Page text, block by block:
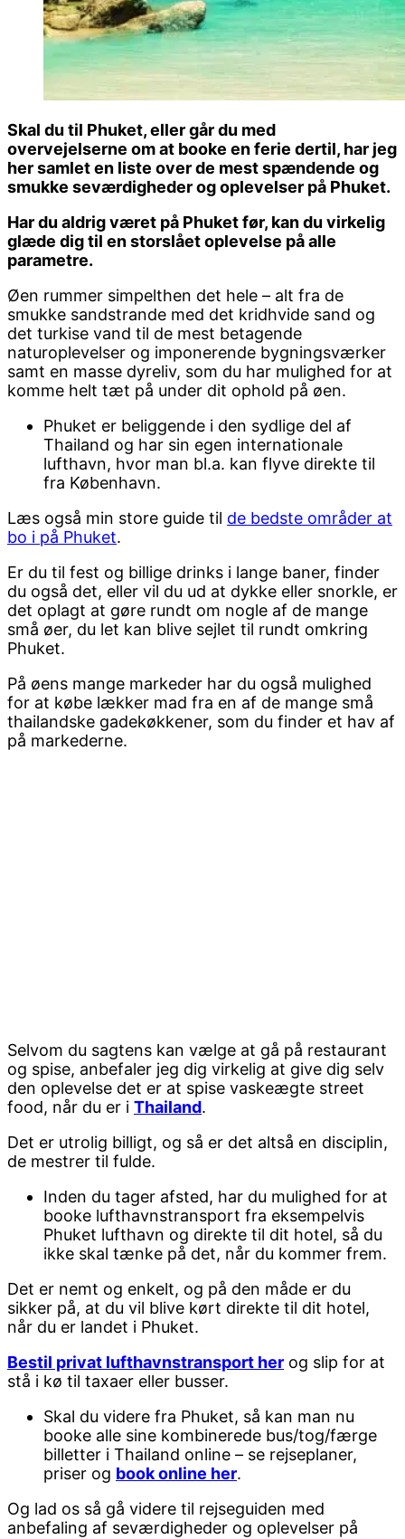
Skal du til Phuket, eller går du med
overvejelserne om at booke en ferie dertil, har jeg
her samlet en liste over de mest spændende og
smukke seværdigheder og oplevelser på Phuket.
Har du aldrig været på Phuket før, kan du virkelig
glæde dig til en storslået oplevelse på alle
parametre.
Øen rummer simpelthen det hele – alt fra de
smukke sandstrande med det kridhvide sand og
det turkise vand til de mest betagende
naturoplevelser og imponerende bygningsværker
samt en masse dyreliv, som du har mulighed for at
komme helt tæt på under dit ophold på øen.
Phuket er beliggende i den sydlige del af
Thailand og har sin egen internationale
lufthavn, hvor man bl.a. kan flyve direkte til
fra København.
Læs også min store guide til de bedste områder at
bo i på Phuket.
Er du til fest og billige drinks i lange baner, finder
du også det, eller vil du ud at dykke eller snorkle, er
det oplagt at gøre rundt om nogle af de mange
små øer, du let kan blive sejlet til rundt omkring
Phuket.
På øens mange markeder har du også mulighed
for at købe lækker mad fra en af de mange små
thailandske gadekøkkener, som du finder et hav af
på markederne.
Selvom du sagtens kan vælge at gå på restaurant
og spise, anbefaler jeg dig virkelig at give dig selv
den oplevelse det er at spise vaskeægte street
food, når du er i Thailand.
Det er utrolig billigt, og så er det altså en disciplin,
de mestrer til fulde.
Inden du tager afsted, har du mulighed for at
booke lufthavnstransport fra eksempelvis
Phuket lufthavn og direkte til dit hotel, så du
ikke skal tænke på det, når du kommer frem.
Det er nemt og enkelt, og på den måde er du
sikker på, at du vil blive kørt direkte til dit hotel,
når du er landet i Phuket.
Bestil privat lufthavnstransport her og slip for at
stå i kø til taxaer eller busser.
Skal du videre fra Phuket, så kan man nu
booke alle sine kombinerede bus/tog/færge
billetter i Thailand online – se rejseplaner,
priser og book online her.
Og lad os så gå videre til rejseguiden med
anbefaling af seværdigheder og oplevelser på